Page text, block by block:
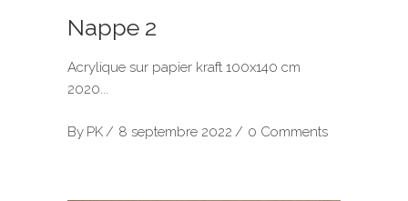
Nappe 2
Acrylique sur papier kraft 100x140 cm
2020
By PK 8 septembre 2022 0 Comments